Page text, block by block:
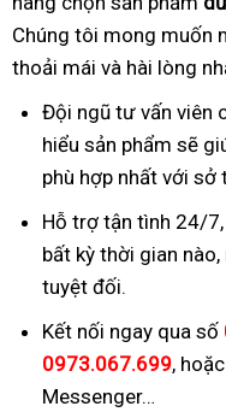
Chúng tôi mong muốn
thoải mái và hài lòng
Đội ngũ tư vấn viên
hiểu sản phẩm sẽ
phù hợp nhất với sở
Hỗ trợ tận tình 24/
bất kỳ thời gian
tuyệt đối.
Kết nối ngay qua số
0973.067.699,
Messenger…